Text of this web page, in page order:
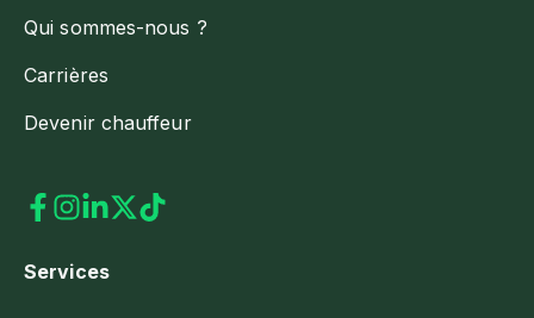
Qui sommes-nous ?
Carrières
Devenir chauffeur
Services